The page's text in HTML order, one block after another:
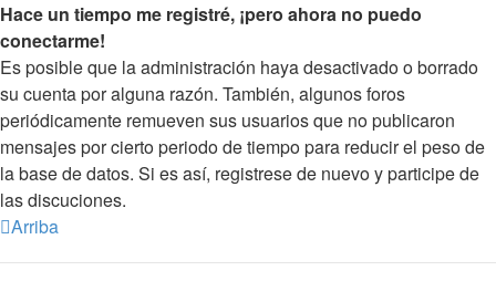
Hace un tiempo me registré, ¡pero ahora no puedo
conectarme!
Es posible que la administración haya desactivado o borrado
su cuenta por alguna razón. También, algunos foros
periódicamente remueven sus usuarios que no publicaron
mensajes por cierto periodo de tiempo para reducir el peso de
la base de datos. Si es así, registrese de nuevo y participe de
las discuciones.
Arriba